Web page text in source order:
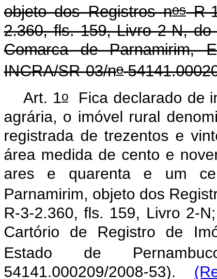
objeto dos Registros nosR-
2.360, fls. 159, Livro 2-N,
Comarca de Parnamirim,
INCRA/SR-03/no
Art. 1oFica declarado de
agrária, o imóvel rural
registrada de trezentos e
área medida de cento e
ares e quarenta e um
Parnamirim, objeto dos
R-3-2.360, fls. 159, Livro 2-
Cartório de Registro de
Estado de
54141.000209/2008-53).